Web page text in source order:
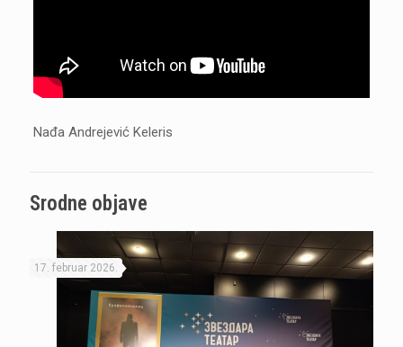
Nađa Andrejević Keleris
Srodne objave
17. februar 2026.